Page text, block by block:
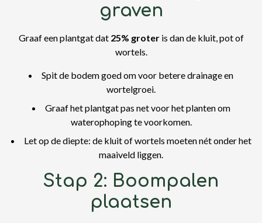
graven
Graaf een plantgat dat 25% groteris dan de kluit, pot of
wortels.
Spit de bodem goed om voor betere drainage en
wortelgroei.
Graaf het plantgat pas net voor het planten om
waterophoping te voorkomen.
Let op de diepte: de kluit of wortels moeten nét onder het
maaiveld liggen.
Stap 2: Boompalen
plaatsen